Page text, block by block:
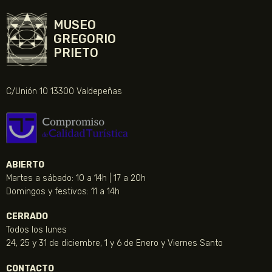
MUSEO
GREGORIO
PRIETO
C/Unión 10 13300 Valdepeñas
ABIERTO
Martes a sábado: 10 a 14h | 17 a 20h
Domingos y festivos: 11 a 14h
CERRADO
Todos los lunes
24, 25 y 31 de diciembre, 1 y 6 de Enero y Viernes Santo
CONTACTO